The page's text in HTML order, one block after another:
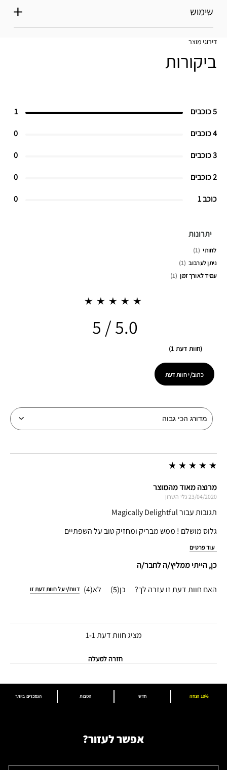
שימוש
דירוגי מוצר
ביקורות
5 כוכבים 1
4 כוכבים 0
3 כוכבים 0
2 כוכבים 0
כוכב 1 0
יתרונות
לחותי
1
ניתן לערבוב
1
עמיד לאורך זמן
1
5.0
חוות דעת 1
כתוב/י חוות דעת
מרוצה מאוד מהמוצר
23/04/2020 גלי השרון
תגובות עבור Magically Delightful
גלוס מושלם ! ממש מבריק ומחזיק טוב על השפתיים
עוד פרטים
כן, הייתי ממליץ/ה לחבר/ה
האם חוות דעת זו עזרה לך? 5
4 דווח/י על חוות דעת זו
מציג חוות דעת1-1
חזרה למעלה
הנמכרים ביותר הטבות חדש 10% הנחה
אפשר לעזור?